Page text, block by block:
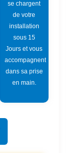
se chargent
de votre
installation
sous 15
Jours et vous
accompagnent
dans sa prise
en main.